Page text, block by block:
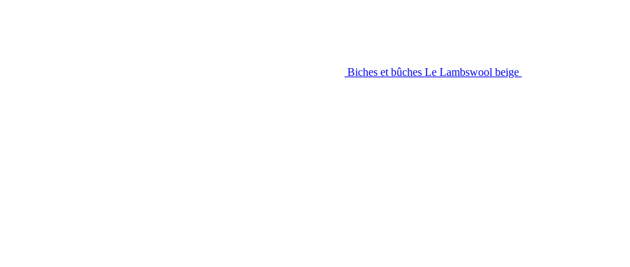
Biches et bûches Le Lambswool beige